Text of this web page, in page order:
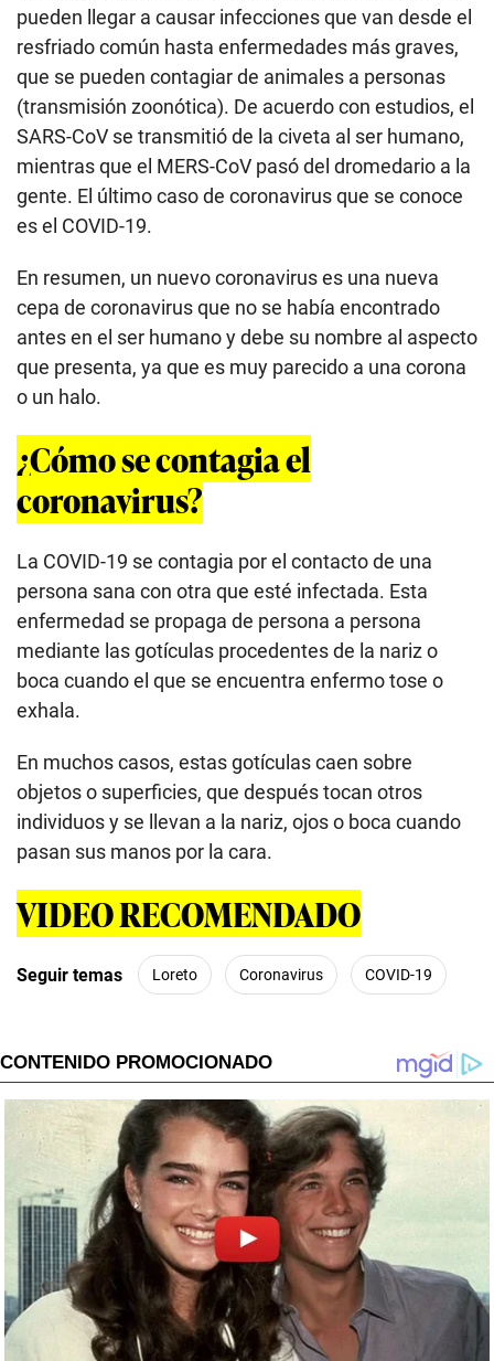
pueden llegar a causar infecciones que van desde el
resfriado común hasta enfermedades más graves,
que se pueden contagiar de animales a personas
(transmisión zoonótica). De acuerdo con estudios, el
SARS-CoV se transmitió de la civeta al ser humano,
mientras que el MERS-CoV pasó del dromedario a la
gente. El último caso de coronavirus que se conoce
es el COVID-19.
En resumen, un nuevo coronavirus es una nueva
cepa de coronavirus que no se había encontrado
antes en el ser humano y debe su nombre al aspecto
que presenta, ya que es muy parecido a una corona
o un halo.
¿Cómo se contagia el
coronavirus?
La COVID-19 se contagia por el contacto de una
persona sana con otra que esté infectada. Esta
enfermedad se propaga de persona a persona
mediante las gotículas procedentes de la nariz o
boca cuando el que se encuentra enfermo tose o
exhala.
En muchos casos, estas gotículas caen sobre
objetos o superficies, que después tocan otros
individuos y se llevan a la nariz, ojos o boca cuando
pasan sus manos por la cara.
VIDEO RECOMENDADO
Seguir temas Loreto Coronavirus COVID-19